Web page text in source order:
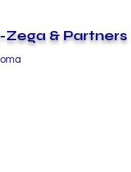
& Partners